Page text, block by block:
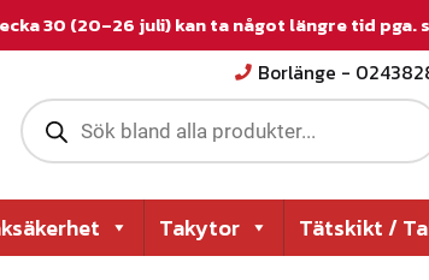
30 (20–26 juli) kan ta något längre tid pga.
Borlänge -
P
r
o
u
c
t
Takytor Tätskikt /